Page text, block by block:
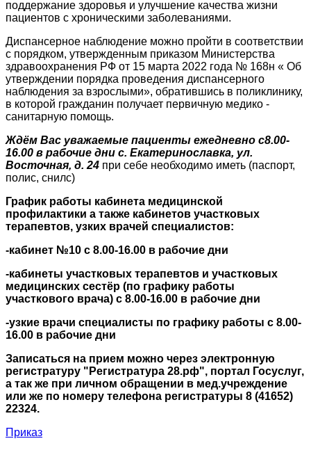
поддержание здоровья и улучшение качества жизни
пациентов с хроническими заболеваниями.
Диспансерное наблюдение можно пройти в соответствии
с порядком, утвержденным приказом Министерства
здравоохранения РФ от 15 марта 2022 года № 168н « Об
утверждении порядка проведения диспансерного
наблюдения за взрослыми», обратившись в поликлинику,
в которой гражданин получает первичную медико -
санитарную помощь.
Ждём Вас уважаемые пациенты ежедневно с8.00-
16.00 в рабочие дни с. Екатеринославка, ул.
Восточная, д. 24 при себе необходимо иметь (паспорт,
полис, снилс)
График работы кабинета медицинской
профилактики а также кабинетов участковых
терапевтов, узких врачей специалистов:
-кабинет №10 с 8.00-16.00 в рабочие дни
-кабинеты участковых терапевтов и участковых
медицинских сестёр (по графику работы
участкового врача) с 8.00-16.00 в рабочие дни
-узкие врачи специалисты по графику работы с 8.00-
16.00 в рабочие дни
Записаться на прием можно через электронную
регистратуру "Регистратура 28.рф", портал Госуслуг,
а так же при личном обращении в мед.учреждение
или же по номеру телефона регистратуры 8 (41652)
22324.
Приказ